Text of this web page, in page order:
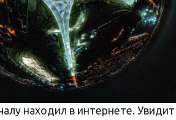
находил в интернете. Увидит